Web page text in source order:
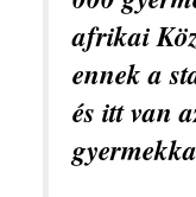
afrikai
ennek a
és itt van